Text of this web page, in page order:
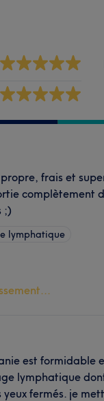
frais et
complètement
;)
lymphatique
est formidable
lymphatique
fermés. je